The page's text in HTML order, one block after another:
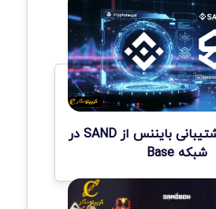
فعال سازی پشتیبانی بایننس از SAND در
شبکه Base